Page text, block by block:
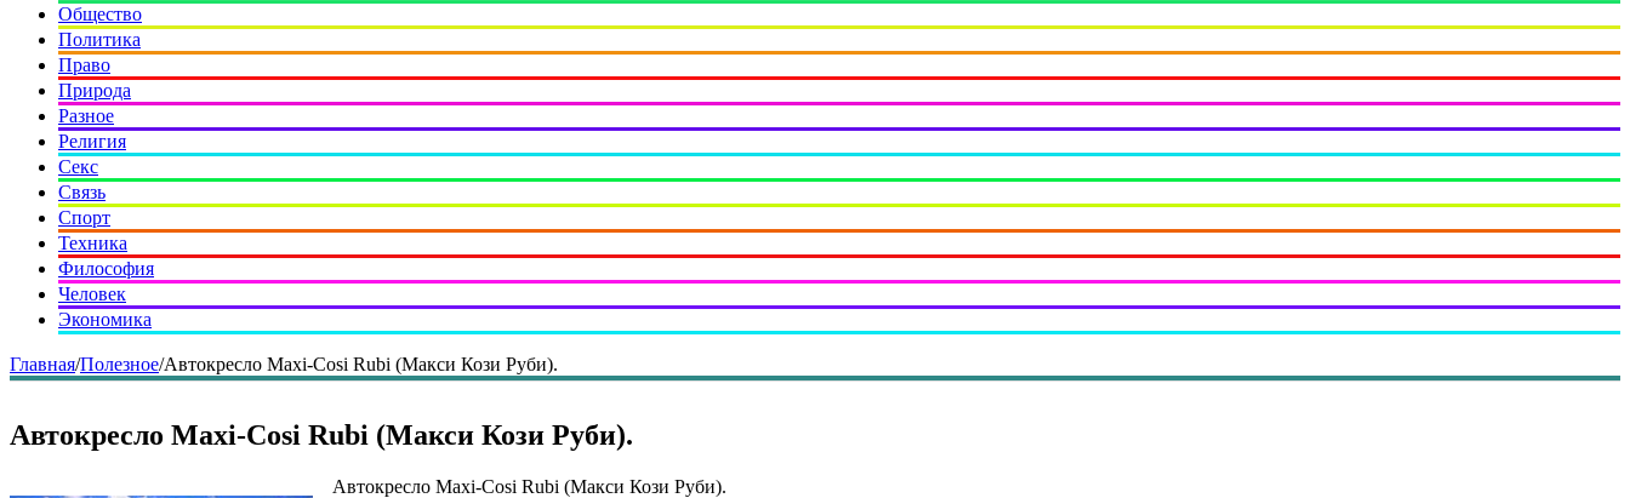
Общество
Политика
Право
Природа
Разное
Религия
Секс
Связь
Спорт
Техника
Философия
Человек
Экономика
Главная/Полезное/Автокресло Maxi-Cosi Rubi (Макси Кози Руби).
Автокресло Maxi-Cosi Rubi (Макси Кози Руби).
Автокресло Maxi-Cosi Rubi (Макси Кози Руби).